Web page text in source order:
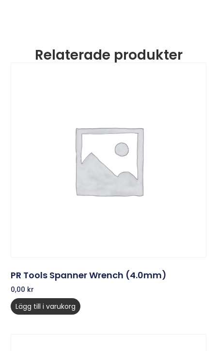
Relaterade produkter
PR Tools Spanner Wrench (4.0mm)
0,00 kr
Lägg till i varukorg